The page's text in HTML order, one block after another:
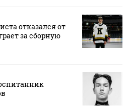
отказался от
за сборную